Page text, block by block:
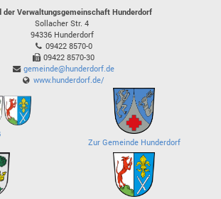
der Verwaltungsgemeinschaft Hunderdorf
Sollacher Str. 4
94336 Hunderdorf
09422 8570-0
09422 8570-30
gemeinde@hunderdorf.de
www.hunderdorf.de/
Zur Gemeinde Hunderdorf